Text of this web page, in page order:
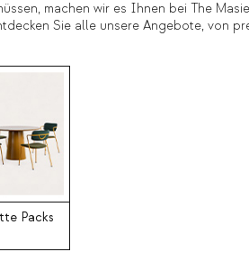
machen wir es Ihnen bei The
Sie alle unsere Angebote, von
Sie außerdem die besten
Packs